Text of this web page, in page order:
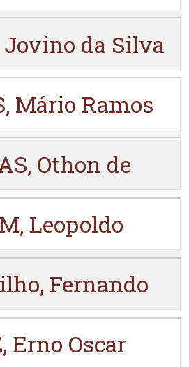
Jovino da Silva
Mário Ramos
Othon de
Leopoldo
Fernando
Erno Oscar